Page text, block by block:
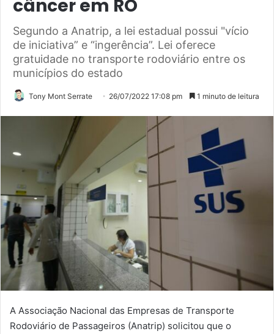
câncer em RO
Segundo a Anatrip, a lei estadual possui "vício
de iniciativa” e “ingerência”. Lei oferece
gratuidade no transporte rodoviário entre os
municípios do estado
Tony Mont Serrate 26/07/2022 17:08 pm 1 minuto de leitura
A Associação Nacional das Empresas de Transporte
Rodoviário de Passageiros (Anatrip) solicitou que o